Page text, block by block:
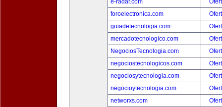
e-radar.com
foroelectronica.com
guiadetecnologia.com
mercadotecnologico.com
NegociosTecnologia.com
negociostecnologicos.com
negociosytecnologia.com
negocioytecnologia.com
networxs.com